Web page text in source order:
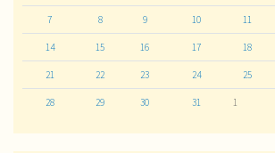
7 8 9 10 11
14 15 16 17 18
21 22 23 24 25
28 29 30 31 1